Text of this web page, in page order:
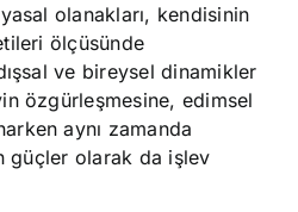
olanakları, kendisinin
ölçüsünde
ve bireysel dinamikler
özgürleşmesine, edimsel
aynı zamanda
güçler olarak da işlev